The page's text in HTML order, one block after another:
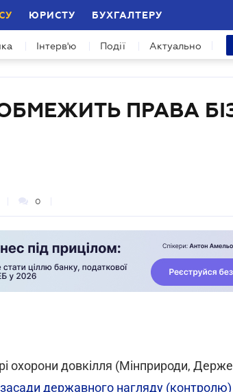
ЮРИСТУ БУХГАЛТЕРУ
Інтерв'ю Події Актуально
ПРАВА
0
охорони довкілля (Мінприроди,
державного нагляду (контролю)